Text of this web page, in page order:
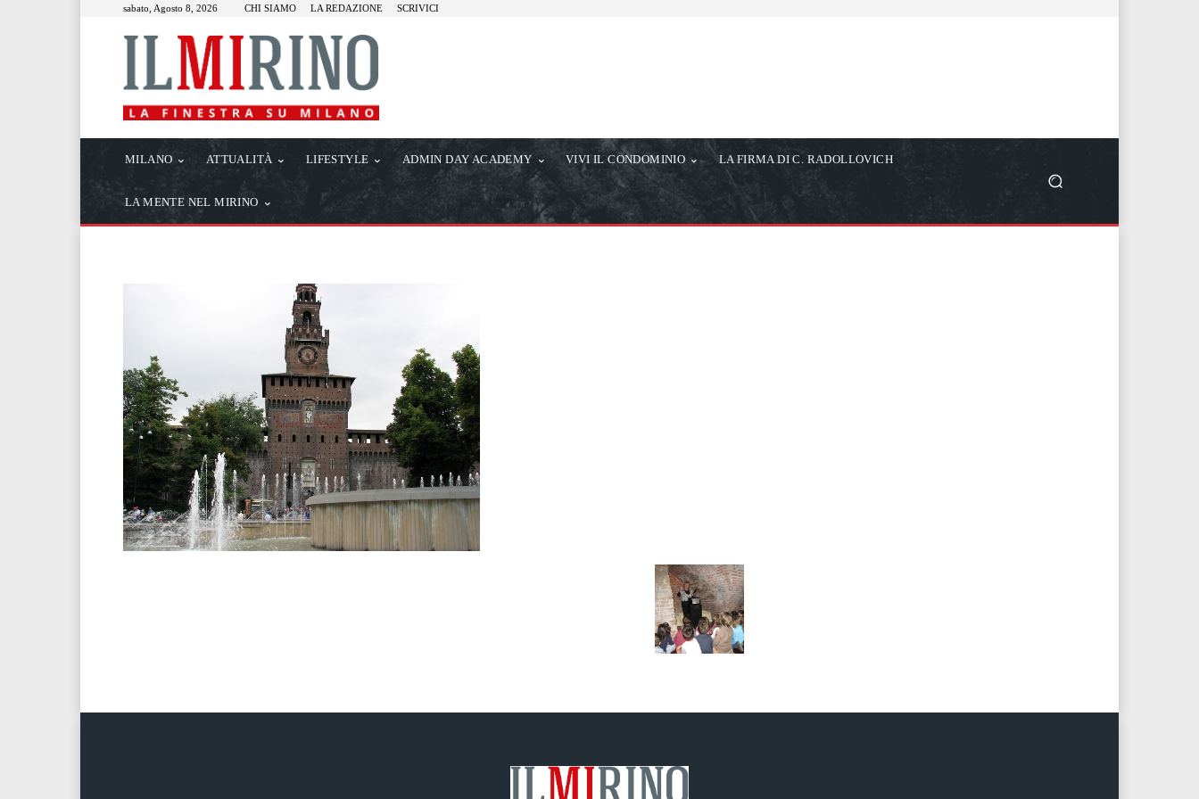
sabato, Agosto 8, 2026 CHI SIAMO LA REDAZIONE SCRIVICI
MILANO ATTUALITÀ LIFESTYLE ADMIN DAY ACADEMY VIVI IL CONDOMINIO LA FIRMA DI C. RADOLLOVICH
LA MENTE NEL MIRINO